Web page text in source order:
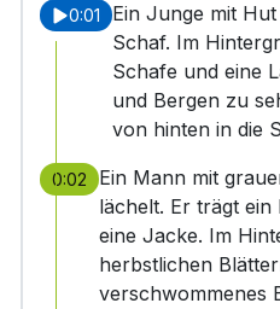
0:01
Ein Junge mit
Schaf. Im
Schafe und eine
und Bergen zu
von hinten in die
0:02
Ein Mann mit
lächelt. Er trägt
eine Jacke. Im
herbstlichen
verschwommenes